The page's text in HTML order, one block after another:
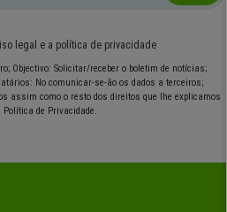
legal e a política de privacidade
Objectivo: Solicitar/receber o boletim de notícias;
No comunicar-se-ão os dados a terceiros;
assim como o resto dos direitos que lhe explicamos
de Privacidade.